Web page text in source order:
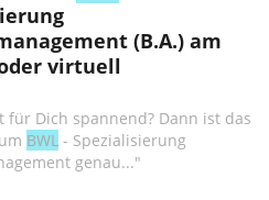
(B.A.) am
virtuell
für Dich spannend? Dann ist das
BWL - Spezialisierung
genau..."